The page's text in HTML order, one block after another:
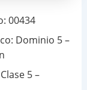
00434
Dominio 5 –
5 –